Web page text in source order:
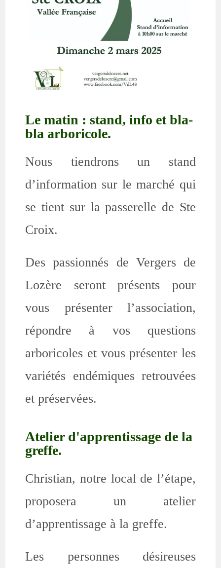
Le matin : stand, info et bla-
bla arboricole.
Nous tiendrons un stand
d’information sur le marché qui
se tient sur la passerelle de Ste
Croix.
Des passionnés de Vergers de
Lozère seront présents pour
vous présenter l’association,
répondre à vos questions
arboricoles et vous présenter les
variétés endémiques retrouvées
et préservées.
Atelier d'apprentissage de la
greffe.
Christian, notre local de l’étape,
proposera un atelier
d’apprentissage à la greffe.
Les personnes désireuses